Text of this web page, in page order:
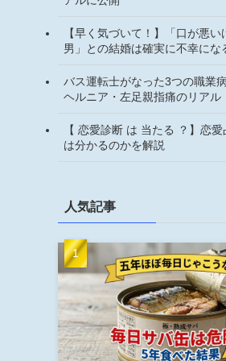
【早く気づいて！】「口が悪
男」との結婚は確実に不幸にな
バス運転士がなった3つの職業
ヘルニア・左足親指痛のリアル
【 恋愛診断 は 当たる ？】恋
は分かるのかを解説
人気記事